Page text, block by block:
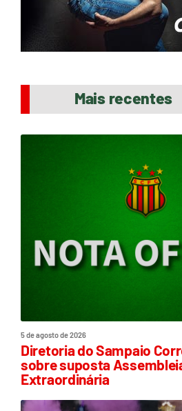
Mais recentes
5 de agosto de 2026
Diretoria do Sampaio
sobre suposta
Extraordinária